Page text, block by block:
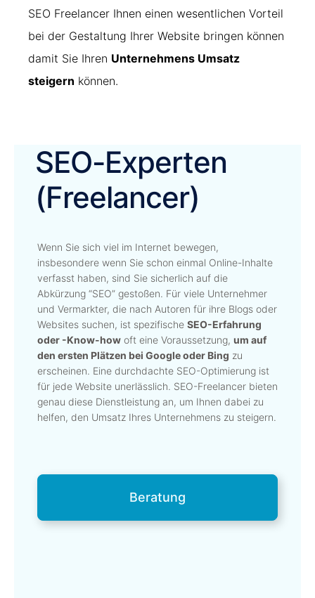
SEO Freelancer Ihnen einen wesentlichen Vorteil
bei der Gestaltung Ihrer Website bringen können
damit Sie Ihren Unternehmens Umsatz
steigern können.
SEO-Experten
(Freelancer)
Wenn Sie sich viel im Internet bewegen,
insbesondere wenn Sie schon einmal Online-Inhalte
verfasst haben, sind Sie sicherlich auf die
Abkürzung “SEO” gestoßen. Für viele Unternehmer
und Vermarkter, die nach Autoren für ihre Blogs oder
Websites suchen, ist spezifische SEO-Erfahrung
oder -Know-howoft eine Voraussetzung, um auf
den ersten Plätzen bei Google oder Bing zu
erscheinen. Eine durchdachte SEO-Optimierung ist
für jede Website unerlässlich. SEO-Freelancer bieten
genau diese Dienstleistung an, um Ihnen dabei zu
helfen, den Umsatz Ihres Unternehmens zu steigern.
Beratung